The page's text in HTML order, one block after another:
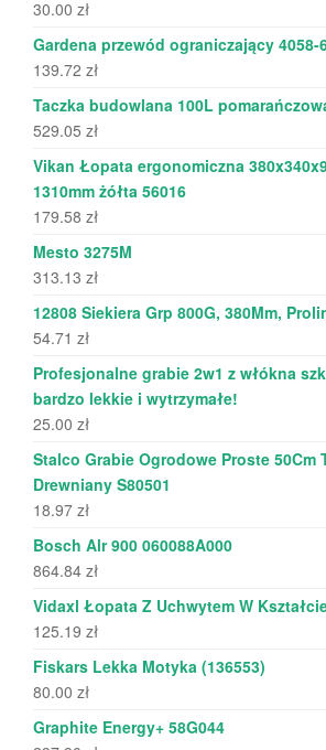
30.00 zł
Gardena przewód ograniczający 4058-
139.72 zł
Taczka budowlana 100L
529.05 zł
Vikan Łopata ergonomiczna
1310mm żółta 56016
179.58 zł
Mesto 3275M
313.13 zł
12808 Siekiera Grp 800G, 380Mm,
54.71 zł
Profesjonalne grabie 2w1 z włókna
bardzo lekkie i wytrzymałe!
25.00 zł
Stalco Grabie Ogrodowe Proste 50Cm
Drewniany S80501
18.97 zł
Bosch Alr 900 060088A000
864.84 zł
Vidaxl Łopata Z Uchwytem W
125.19 zł
Fiskars Lekka Motyka (136553)
80.00 zł
Graphite Energy+ 58G044